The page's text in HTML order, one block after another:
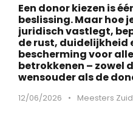
Een donor kiezen is
beslissing. Maar hoe
juridisch vastlegt,
de rust, duidelijkheid
bescherming voor alle
betrokkenen – zowel
wensouder als de
12/06/2026 • Meesters